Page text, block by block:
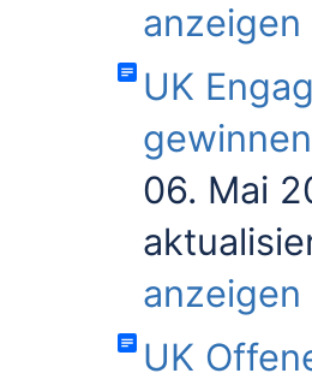
anzeigen
UK
06. Mai
anzeigen
UK